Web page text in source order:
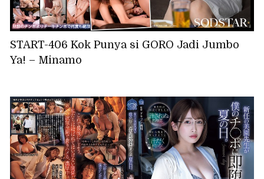
START-406 Kok Punya si GORO Jadi Jumbo
Ya! – Minamo